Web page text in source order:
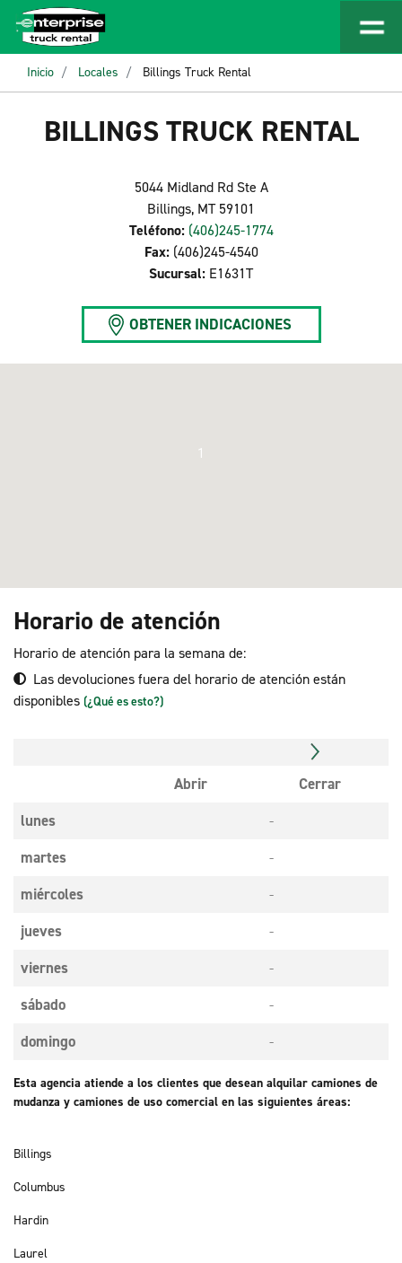
Inicio Locales Billings Truck Rental
BILLINGS TRUCK RENTAL
5044 Midland Rd Ste A
Billings, MT 59101
Teléfono: (406)245-1774
Fax: (406)245-4540
Sucursal: E1631T
OBTENER INDICACIONES
1
Horario de atención
Horario de atención para la semana de:
Las devoluciones fuera del horario de atención están
disponibles (¿Qué es esto?)
Abrir
Cerrar
lunes
-
martes
-
miércoles
-
jueves
-
viernes
-
sábado
-
domingo
-
Esta agencia atiende a los clientes que desean alquilar camiones de
mudanza y camiones de uso comercial en las siguientes áreas:
Billings
Columbus
Hardin
Laurel